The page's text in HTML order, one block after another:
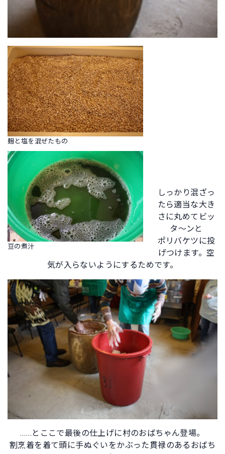
麹と塩を混ぜたもの
豆の煮汁
しっかり混ざっ
たら適当な大き
さに丸めてビッ
タ～ンと
ポリバケツに投
げつけます。空
気が入らないようにするためです。
……とここで最後の仕上げに村のおばちゃん登場。
割烹着を着て頭に手ぬぐいをかぶった貫禄のあるおばち